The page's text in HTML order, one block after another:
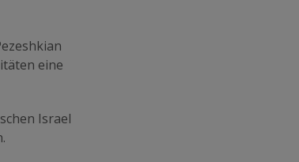
eine
Israel